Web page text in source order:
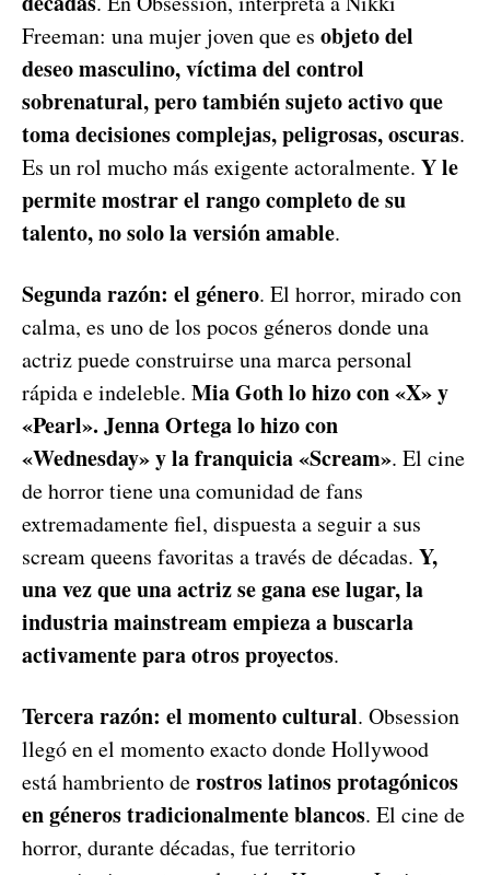
Freeman: una mujer joven que es objeto del
deseo masculino, víctima del control
sobrenatural, pero también sujeto activo que
toma decisiones complejas, peligrosas, oscuras.
Es un rol mucho más exigente actoralmente. Y le
permite mostrar el rango completo de su
talento, no solo la versión amable.
Segunda razón: el género. El horror, mirado con
calma, es uno de los pocos géneros donde una
actriz puede construirse una marca personal
rápida e indeleble. Mia Goth lo hizo con «X» y
«Pearl». Jenna Ortega lo hizo con
«Wednesday» y la franquicia «Scream». El cine
de horror tiene una comunidad de fans
extremadamente fiel, dispuesta a seguir a sus
scream queens favoritas a través de décadas. Y,
una vez que una actriz se gana ese lugar, la
industria mainstream empieza a buscarla
activamente para otros proyectos.
Tercera razón: el momento cultural. Obsession
llegó en el momento exacto donde Hollywood
está hambriento derostros latinos protagónicos
en géneros tradicionalmente blancos. El cine de
horror, durante décadas, fue territorio